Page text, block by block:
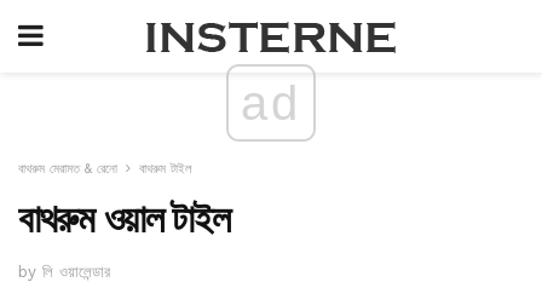
ad
বাথরুম মেরামত & রেনো বাথরুম টাইল
বাথরুম ওয়াল টাইল
by লি ওয়ালেন্ডার